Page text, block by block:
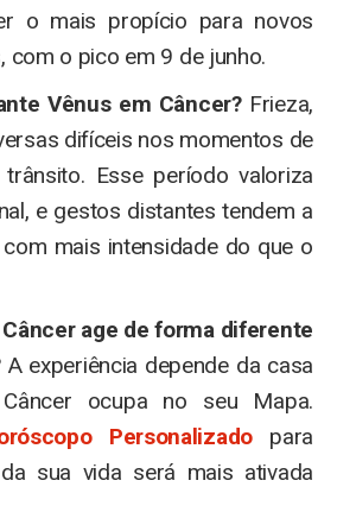
o mais propício para novos
com o pico em 9 de junho.
Vênus em Câncer?Frieza,
difíceis nos momentos de
Esse período valoriza
e gestos distantes tendem a
mais intensidade do que o
age de forma diferente
A experiência depende da casa
ocupa no seu Mapa.
Personalizadopara
sua vida será mais ativada